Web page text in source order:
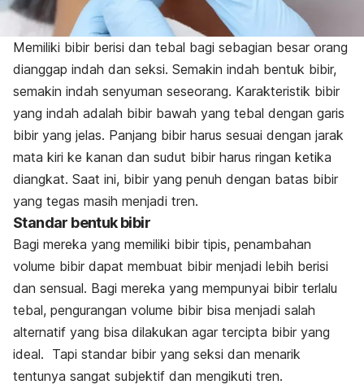
Memiliki bibir berisi dan tebal bagi sebagian besar orang
dianggap indah dan seksi. Semakin indah bentuk bibir,
semakin indah senyuman seseorang. Karakteristik bibir
yang indah adalah bibir bawah yang tebal dengan garis
bibir yang jelas. Panjang bibir harus sesuai dengan jarak
mata kiri ke kanan dan sudut bibir harus ringan ketika
diangkat. Saat ini, bibir yang penuh dengan batas bibir
yang tegas masih menjadi tren.
Standar bentuk bibir
Bagi mereka yang memiliki bibir tipis, penambahan
volume bibir dapat membuat bibir menjadi lebih berisi
dan sensual. Bagi mereka yang mempunyai bibir terlalu
tebal, pengurangan volume bibir bisa menjadi salah
alternatif yang bisa dilakukan agar tercipta bibir yang
ideal. Tapi standar bibir yang seksi dan menarik
tentunya sangat subjektif dan mengikuti tren.